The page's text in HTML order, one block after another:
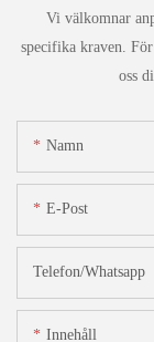
Vi välkomnar
specifika kraven.
oss
Namn
E-Post
Telefon/whatsapp
Innehåll